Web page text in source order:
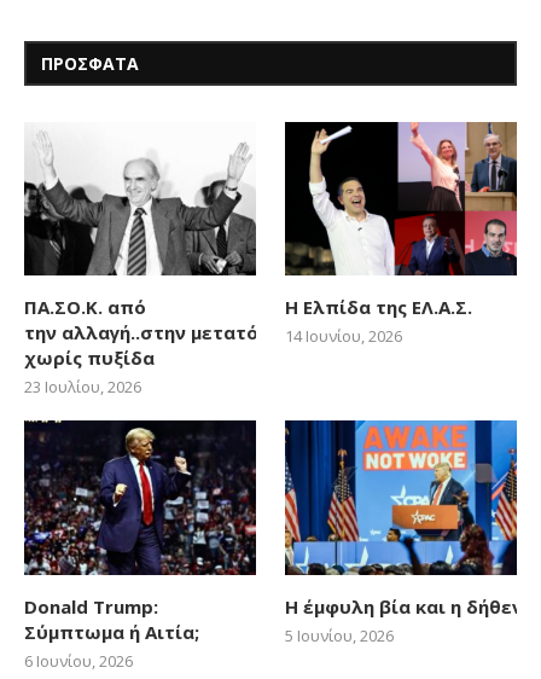
ΠΡΟΣΦΑΤΑ
ΠΑ.ΣΟ.Κ. από
την αλλαγή..στην μετατόπιση
χωρίς πυξίδα
23 Ιουλίου, 2026
Η Ελπίδα της ΕΛ.Α.Σ.
14 Ιουνίου, 2026
Donald Trump:
Σύμπτωμα ή Αιτία;
6 Ιουνίου, 2026
Η έμφυλη βία και η δήθεν
5 Ιουνίου, 2026